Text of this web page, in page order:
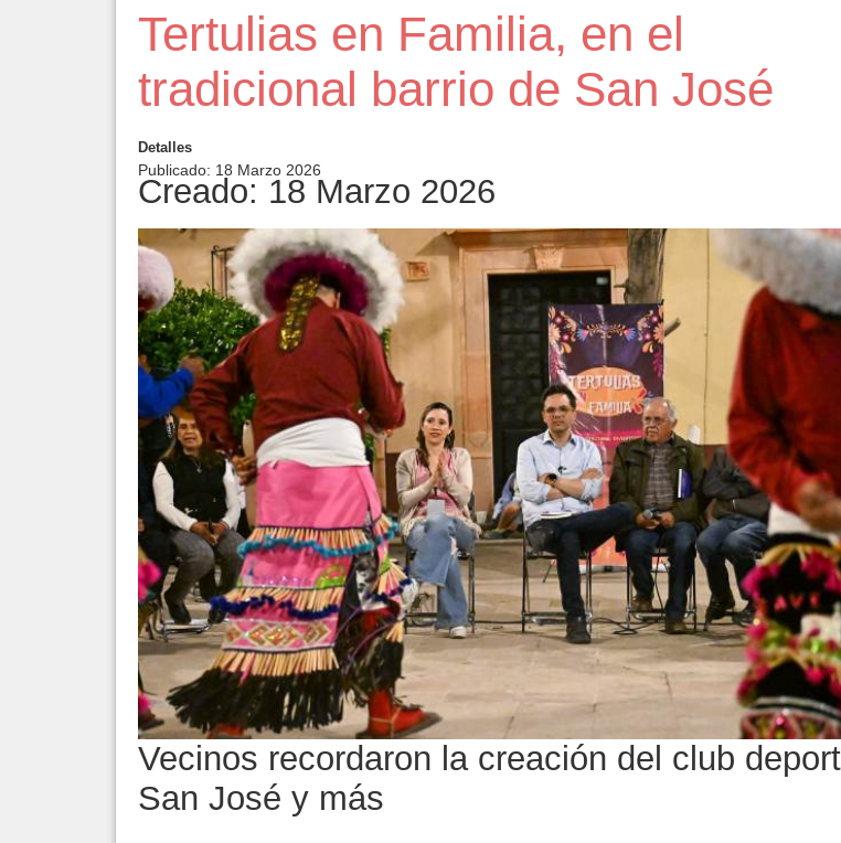
Tertulias en Familia, en el
tradicional barrio de San José
Detalles
Publicado: 18 Marzo 2026
Creado: 18 Marzo 2026
Vecinos recordaron la creación del club
San José y más